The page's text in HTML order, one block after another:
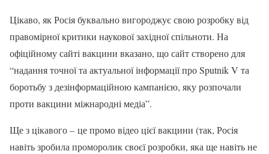
Цікаво, як Росія буквально вигороджує свою розробку від
правомірної критики наукової західної спільноти. На
офіційному сайті вакцини вказано, що сайт створено для
“надання точної та актуальної інформації про Sputnik V та
боротьбу з дезінформаційною кампанією, яку розпочали
проти вакцини міжнародні медіа”.
Ще з цікавого – це промо відео цієї вакцини (так, Росія
навіть зробила проморолик своєї розробки, яка ще навіть не